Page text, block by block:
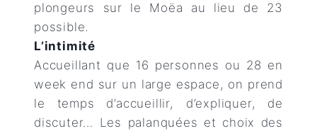
plongeurs sur le Moëa au lieu de 23
possible.
L’intimité
Accueillant que 16 personnes ou 28 en
week end sur un large espace, on prend
le temps d’accueillir, d’expliquer, de
discuter… Les palanquées et choix des